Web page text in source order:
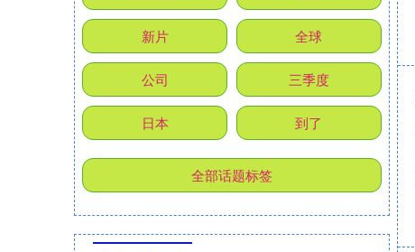
新片 全球
公司 三季度
日本 到了
全部话题标签